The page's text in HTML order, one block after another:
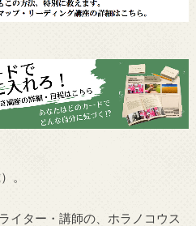
。
イター・講師の、ホラノコウス